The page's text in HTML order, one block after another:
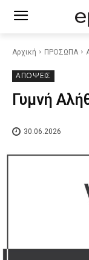
Αρχική ΠΡΟΣΩΠΑ
ΑΠΟΨΕΙΣ
Γυμνή
30.06.2026